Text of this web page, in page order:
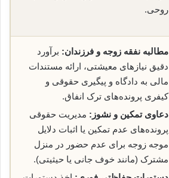
روحی.
مطالبه نفقه زوجه و فرزندان: برآورد
دقیق نیازهای معیشتی، ارائه مستندات
مالی به دادگاه و پیگیری حقوقی و
کیفری پرونده‌های ترک انفاق.
دعاوی تمکین و نشوز: مدیریت حقوقی
پرونده‌های عدم تمکین یا اثبات دلایل
موجه زوجه برای عدم حضور در منزل
مشترک (مانند خوف جانی یا حیثیتی).